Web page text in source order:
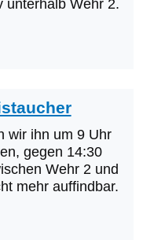
unterhalb Wehr 2.
wir ihn um 9 Uhr
gegen 14:30
Wehr 2 und
mehr auffindbar.